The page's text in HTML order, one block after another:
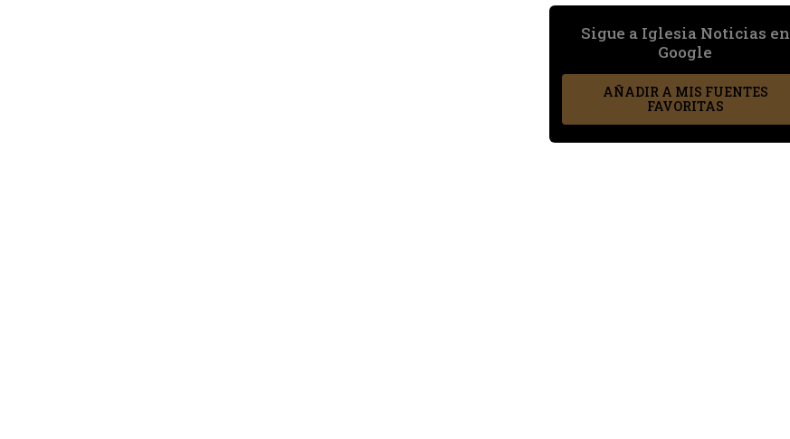
Sigue a Iglesia Noticias en
Google
AÑADIR A MIS FUENTES
FAVORITAS